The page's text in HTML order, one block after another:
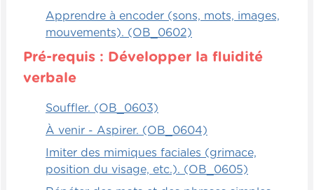
Apprendre à encoder (sons, mots, images,
mouvements). (OB_0602)
Pré-requis : Développer la fluidité
verbale
Souffler. (OB_0603)
À venir - Aspirer. (OB_0604)
Imiter des mimiques faciales (grimace,
position du visage, etc.). (OB_0605)